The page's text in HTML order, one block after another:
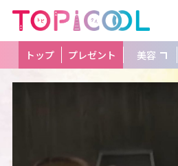
トップ プレゼント 美容